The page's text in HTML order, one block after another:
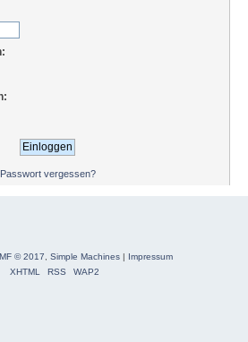
Passwort vergessen?
© 2017 Simple Machines | Impressum
XHTML
RSS WAP2